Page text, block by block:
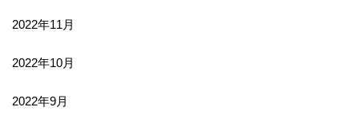
2022年11月
2022年10月
2022年9月